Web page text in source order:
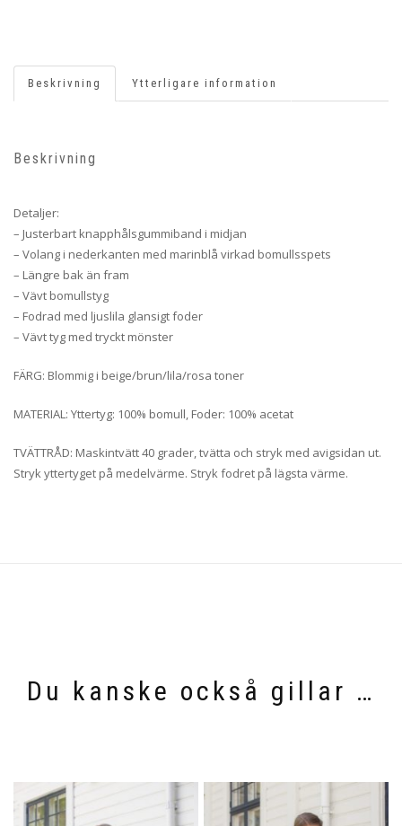
Beskrivning Ytterligare information
Beskrivning
Detaljer:
– Justerbart knapphålsgummiband i midjan
– Volang i nederkanten med marinblå virkad bomullsspets
– Längre bak än fram
– Vävt bomullstyg
– Fodrad med ljuslila glansigt foder
– Vävt tyg med tryckt mönster
FÄRG: Blommig i beige/brun/lila/rosa toner
MATERIAL: Yttertyg: 100% bomull, Foder: 100% acetat
TVÄTTRÅD: Maskintvätt 40 grader, tvätta och stryk med avigsidan ut.
Stryk yttertyget på medelvärme. Stryk fodret på lägsta värme.
Du kanske också gillar …